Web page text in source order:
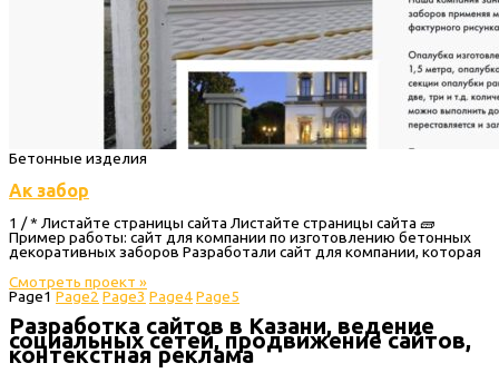
Бетонные изделия
Ак забор
1 / * Листайте страницы сайта Листайте страницы сайта 🧱
Пример работы: сайт для компании по изготовлению бетонных
декоративных заборов Разработали сайт для компании, которая
Смотреть проект »
Page1Page2Page3Page4Page5
Разработка сайтов в Казани, ведение
социальных сетей, продвижение сайтов,
контекстная реклама